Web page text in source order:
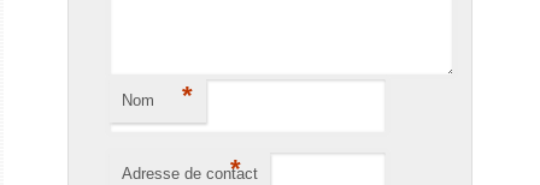
Nom *
Adresse de contact
*